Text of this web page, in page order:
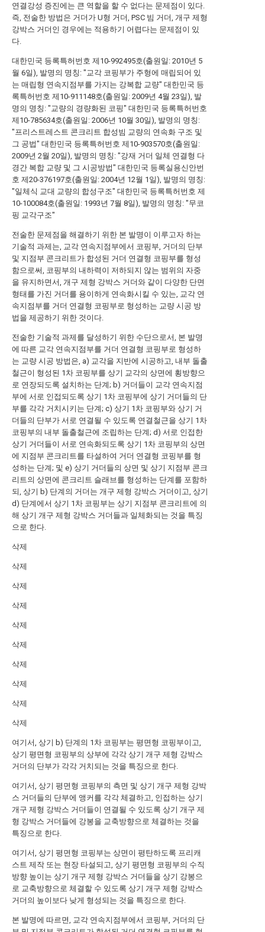
연결강성 증진에는 큰 역할을 할 수 없다는 문제점이 있다.
즉, 전술한 방법은 거더가 U형 거더, PSC 빔 거더, 개구 제형
강박스 거더인 경우에는 적용하기 어렵다는 문제점이 있
다.
대한민국 등록특허번호 제10-992495호(출원일: 2010년 5
월 6일), 발명의 명칭: "교각 코핑부가 주형에 매립되어 있
는 매립형 연속지점부를 가지는 강복합 교량" 대한민국 등
록특허번호 제10-911148호(출원일: 2009년 4월 23일), 발
명의 명칭: "교량의 경량화된 코핑" 대한민국 등록특허번호
제10-785634호(출원일: 2006년 10월 30일), 발명의 명칭:
"프리스트레스트 콘크리트 합성빔 교량의 연속화 구조 및
그 공법" 대한민국 등록특허번호 제10-903570호(출원일:
2009년 2월 20일), 발명의 명칭: "강재 거더 일체 연결형 다
경간 복합 교량 및 그 시공방법" 대한민국 등록실용신안번
호 제20-376197호(출원일: 2004년 12월 1일), 발명의 명칭:
"일체식 교대 교량의 합성구조" 대한민국 등록특허번호 제
10-100084호(출원일: 1993년 7월 8일), 발명의 명칭: "무코
핑 교각구조"
전술한 문제점을 해결하기 위한 본 발명이 이루고자 하는
기술적 과제는, 교각 연속지점부에서 코핑부, 거더의 단부
및 지점부 콘크리트가 합성된 거더 연결형 코핑부를 형성
함으로써, 코핑부의 내하력이 저하되지 않는 범위의 자중
을 유지하면서, 개구 제형 강박스 거더와 같이 다양한 단면
형태를 가진 거더를 용이하게 연속화시킬 수 있는, 교각 연
속지점부를 거더 연결형 코핑부로 형성하는 교량 시공 방
법을 제공하기 위한 것이다.
전술한 기술적 과제를 달성하기 위한 수단으로서, 본 발명
에 따른 교각 연속지점부를 거더 연결형 코핑부로 형성하
는 교량 시공 방법은, a) 교각을 지반에 시공하고, 내부 돌출
철근이 형성된 1차 코핑부를 상기 교각의 상면에 횡방향으
로 연장되도록 설치하는 단계; b) 거더들이 교각 연속지점
부에 서로 인접되도록 상기 1차 코핑부에 상기 거더들의 단
부를 각각 거치시키는 단계; c) 상기 1차 코핑부와 상기 거
더들의 단부가 서로 연결될 수 있도록 연결철근을 상기 1차
코핑부의 내부 돌출철근에 조립하는 단계; d) 서로 인접한
상기 거더들이 서로 연속화되도록 상기 1차 코핑부의 상면
에 지점부 콘크리트를 타설하여 거더 연결형 코핑부를 형
성하는 단계; 및 e) 상기 거더들의 상면 및 상기 지점부 콘크
리트의 상면에 콘크리트 슬래브를 형성하는 단계를 포함하
되, 상기 b) 단계의 거더는 개구 제형 강박스 거더이고, 상기
d) 단계에서 상기 1차 코핑부는 상기 지점부 콘크리트에 의
해 상기 개구 제형 강박스 거더들과 일체화되는 것을 특징
으로 한다.
삭제
삭제
삭제
삭제
삭제
삭제
삭제
삭제
삭제
삭제
여기서, 상기 b) 단계의 1차 코핑부는 평면형 코핑부이고,
상기 평면형 코핑부의 상부에 각각 상기 개구 제형 강박스
거더의 단부가 각각 거치되는 것을 특징으로 한다.
여기서, 상기 평면형 코핑부의 측면 및 상기 개구 제형 강박
스 거더들의 단부에 앵커를 각각 체결하고, 인접하는 상기
개구 제형 강박스 거더들이 연결될 수 있도록 상기 개구 제
형 강박스 거더들에 강봉을 교축방향으로 체결하는 것을
특징으로 한다.
여기서, 상기 평면형 코핑부는 상면이 평탄하도록 프리캐
스트 제작 또는 현장 타설되고, 상기 평면형 코핑부의 수직
방향 높이는 상기 개구 제형 강박스 거더들을 상기 강봉으
로 교축방향으로 체결할 수 있도록 상기 개구 제형 강박스
거더의 높이보다 낮게 형성되는 것을 특징으로 한다.
본 발명에 따르면, 교각 연속지점부에서 코핑부, 거더의 단